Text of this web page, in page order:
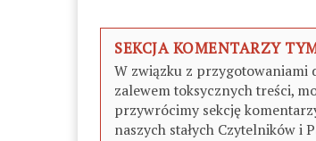
SEKCJA KOMENTARZY
W związku z
zalewem toksycznych treści,
przywrócimy sekcję
naszych stałych Czytelników i